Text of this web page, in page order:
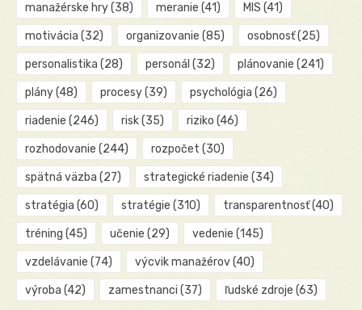
manažérske hry(38) meranie (41) MIS (41)
motivácia (32) organizovanie (85) osobnosť(25)
personalistika (28) personál (32) plánovanie (241)
plány(48) procesy(39) psychológia (26)
riadenie (246) risk(35) riziko (46)
rozhodovanie (244) rozpočet (30)
spätná väzba (27) strategické riadenie (34)
stratégia (60) stratégie (310) transparentnosť(40)
tréning (45) učenie (29) vedenie (145)
vzdelávanie (74) výcvik manažérov(40)
výroba (42) zamestnanci (37) ľudské zdroje (63)